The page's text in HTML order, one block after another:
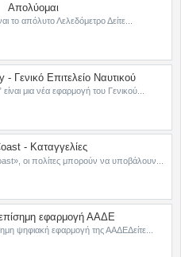
Απολύομαι
το απόλυτο Λελεδόμετρο Δείτε...
Γενικό Επιτελείο Ναυτικού
μια νέα εφαρμογή του Γενικού...
- Καταγγελίες
οι πολίτες μπορούν να υποβάλουν...
εφαρμογή ΑΑΔΕ
ψηφιακή εφαρμογή της ΑΑΔΕΔείτε...